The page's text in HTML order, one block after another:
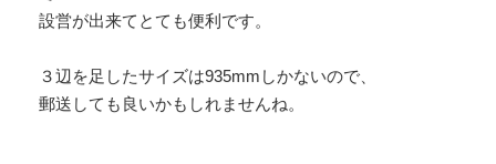
設営が出来てとても便利です。
３辺を足したサイズは935mmしかないので、
郵送しても良いかもしれませんね。